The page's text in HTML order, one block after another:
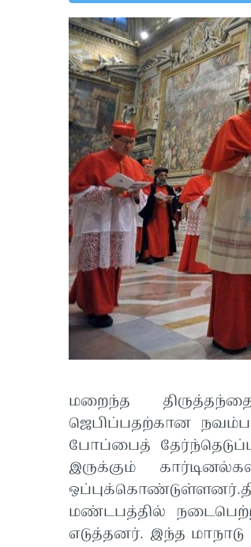
மறைந்த
ஜெபிப்பதற்கான
போப்பைத்
இருக்கும்
மண்டபத்தில்
எடுத்தனர். இந்த